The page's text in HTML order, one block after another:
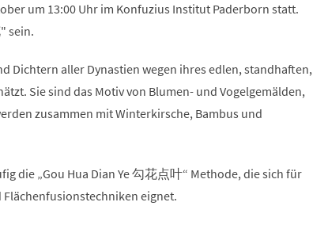
um 13:00 Uhr im Konfuzius Institut Paderborn statt.
sein.
Dichtern aller Dynastien wegen ihres edlen, standhaften,
Sie sind das Motiv von Blumen- und Vogelgemälden,
zusammen mit Winterkirsche, Bambus und
die „Gou Hua Dian Ye 勾花点叶“ Methode, die sich für
eignet.